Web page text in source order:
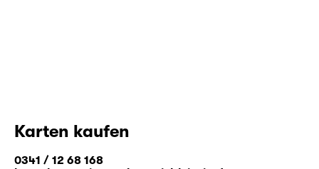
Karten kaufen
0341 / 12 68 168